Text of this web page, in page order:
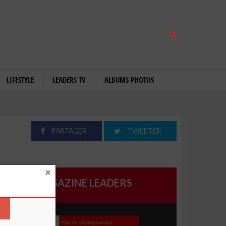
LIFESTYLE LEADERS TV ALBUMS PHOTOS
PARTAGER TWEETER
MAGAZINE LEADERS